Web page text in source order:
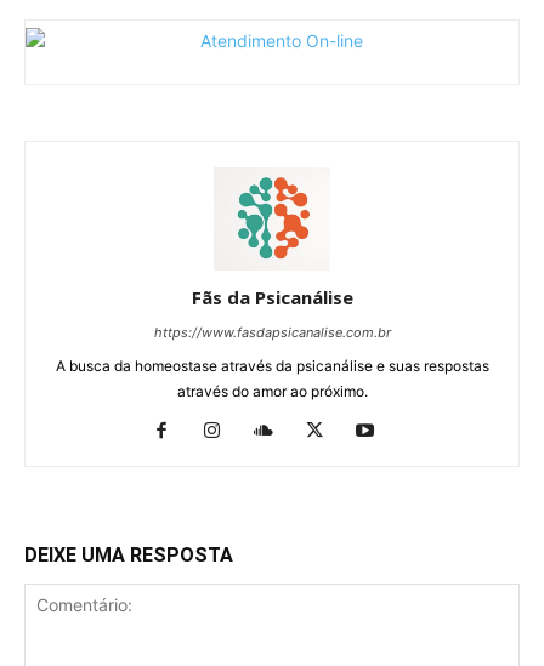
Fãs da Psicanálise
https://www.fasdapsicanalise.com.br
A busca da homeostase através da psicanálise e suas respostas
através do amor ao próximo.
DEIXE UMA RESPOSTA